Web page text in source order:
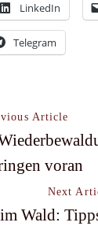
LinkedIn
Telegram
Article
voran
Next
Wald: